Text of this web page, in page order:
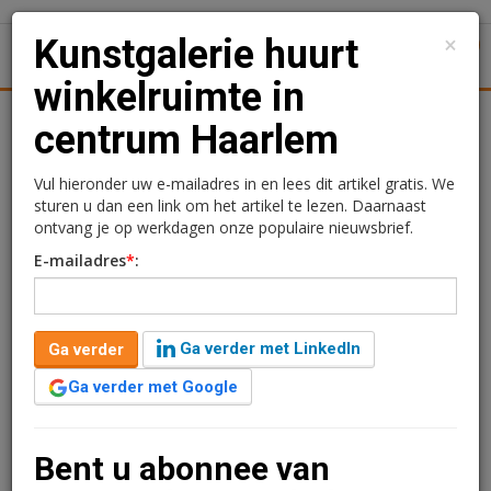
Transacties
Kunstgalerie huurt
winkelruimte in centrum
Haarlem
Redactie
19 juli 2024 om 09:28
2 jaar geleden aangepast
1 minuut leestijd
Kunstgalerie Carré d'artistes’ heeft een nieuwe
winkelpand is 112 m2 groot verdeeld over de begane
×
Kunstgalerie huurt
winkelruimte in
centrum Haarlem
Vul hieronder uw e-mailadres in en lees dit artikel gratis. We
sturen u dan een link om het artikel te lezen. Daarnaast
ontvang je op werkdagen onze populaire nieuwsbrief.
E-mailadres*:
Ga verder
Ga verder met LinkedIn
Ga verder met Google
Bent u abonnee van